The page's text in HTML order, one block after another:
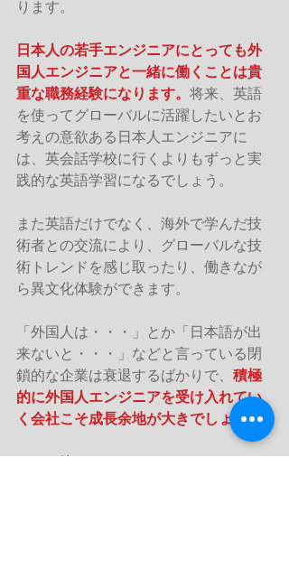
ります。
日本人の若手エンジニアにとっても外
国人エンジニアと一緒に働くことは貴
重な職務経験になります。 将来、英語
を使ってグローバルに活躍したいとお
考えの意欲ある日本人エンジニアに
は、英会話学校に行くよりもずっと実
践的な英語学習になるでしょう。
また英語だけでなく、海外で学んだ技
術者との交流により、グローバルな技
術トレンドを感じ取ったり、働きなが
ら異文化体験ができます。
「外国人は・・・」とか「日本語が出
来ないと・・・」などと言っている閉
鎖的な企業は衰退するばかりで、 積極
的に外国人エンジニアを受け入れてい
く会社こそ成長余地が大きでしょう。